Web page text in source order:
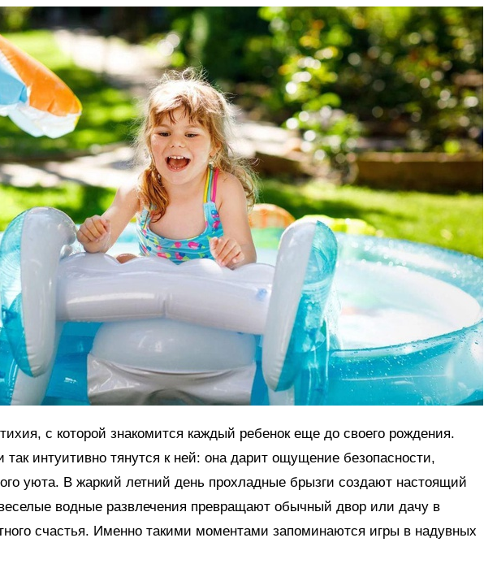
с которой знакомится каждый ребенок еще до своего рождения.
так интуитивно тянутся к ней: она дарит ощущение безопасности,
уюта. В жаркий летний день прохладные брызги создают настоящий
водные развлечения превращают обычный двор или дачу в
счастья. Именно такими моментами запоминаются игры в надувных